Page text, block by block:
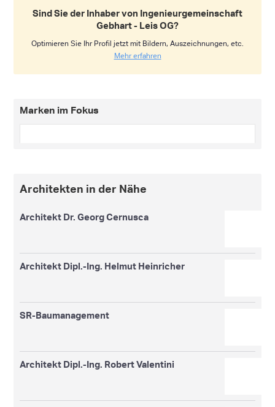
Sind Sie der Inhaber von Ingenieurgemeinschaft
Gebhart - Leis OG?
Optimieren Sie Ihr Profil jetzt mit Bildern, Auszeichnungen, etc.
Mehr erfahren
Marken im Fokus
Architekten in der Nähe
Architekt Dr. Georg Cernusca
Architekt Dipl.-Ing. Helmut Heinricher
SR-Baumanagement
Architekt Dipl.-Ing. Robert Valentini